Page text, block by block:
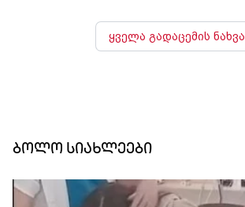
ყველა გადაცემის ნახვა
ბოლო სიახლეები